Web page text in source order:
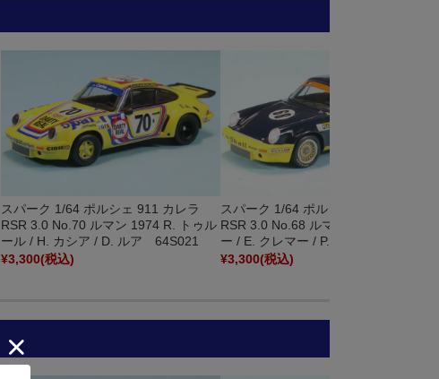
スパーク 1/64 ポルシェ 911 カレラ
RSR 3.0 No.70 ルマン 1974 R. トゥル
ール / H. カシア / D. ルア 64S021
¥3,300(税込)
スパーク 1/64 ポルシェ 911 カレラ
RSR 3.0 No.68 ルマン 1974 H. ハイヤ
ー / E. クレマー / P. ケラー 64S027
¥3,300(税込)